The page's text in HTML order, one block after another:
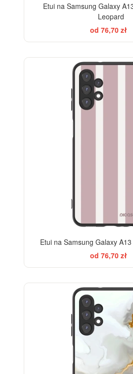
Etui na Samsung Galaxy
Leopard
od 76,70 zł
Etui na Samsung Galaxy
od 76,70 zł